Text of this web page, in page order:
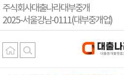
주식회사대출나라대부중개
2025-서울강남-0111(대부중개업)